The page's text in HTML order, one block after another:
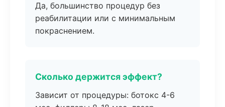
Да, большинство процедур без
реабилитации или с минимальным
покраснением.
Сколько держится эффект?
Зависит от процедуры: ботокс 4-6